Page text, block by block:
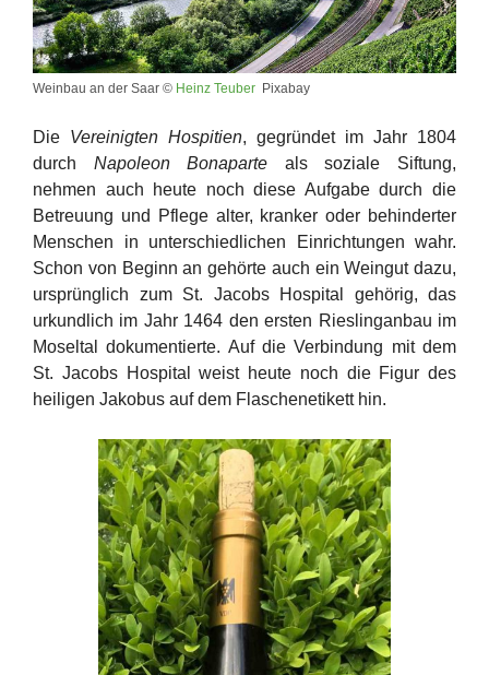
Weinbau an der Saar © Heinz Teuber Pixabay
Die Vereinigten Hospitien, gegründet im Jahr 1804
durch Napoleon Bonaparte als soziale Siftung,
nehmen auch heute noch diese Aufgabe durch die
Betreuung und Pflege alter, kranker oder behinderter
Menschen in unterschiedlichen Einrichtungen wahr.
Schon von Beginn an gehörte auch ein Weingut dazu,
ursprünglich zum St. Jacobs Hospital gehörig, das
urkundlich im Jahr 1464 den ersten Rieslinganbau im
Moseltal dokumentierte. Auf die Verbindung mit dem
St. Jacobs Hospital weist heute noch die Figur des
heiligen Jakobus auf dem Flaschenetikett hin.